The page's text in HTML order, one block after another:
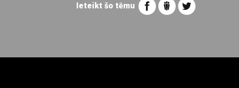
Ieteikt šo tēmu